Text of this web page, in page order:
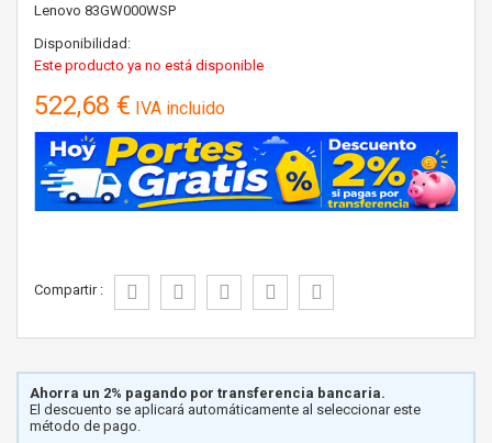
Lenovo 83GW000WSP
Disponibilidad:
Este producto ya no está disponible
522,68 € IVA incluido
Compartir :
Ahorra un 2% pagando por transferencia bancaria.
El descuento se aplicará automáticamente al seleccionar este
método de pago.